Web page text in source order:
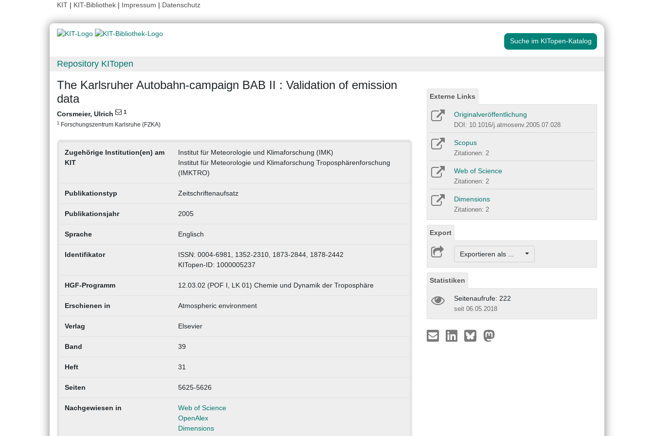
KIT | KIT-Bibliothek | Impressum | Datenschutz
Suche im KITopen-Katalog
Repository KITopen
The Karlsruher Autobahn-campaign BAB II : Validation of emission
data
Corsmeier, Ulrich 1
1 Forschungszentrum Karlsruhe (FZKA)
Zugehörige Institution(en) am
KIT
Institut für Meteorologie und Klimaforschung (IMK)
Institut für Meteorologie und Klimaforschung Troposphärenforschung
(IMKTRO)
Publikationstyp Zeitschriftenaufsatz
Publikationsjahr 2005
Sprache Englisch
Identifikator
ISSN: 0004-6981, 1352-2310, 1873-2844, 1878-2442
KITopen-ID: 1000005237
HGF-Programm 12.03.02 (POF I, LK 01) Chemie und Dynamik der Troposphäre
Erschienen in Atmospheric environment
Verlag Elsevier
Band 39
Heft 31
Seiten 5625-5626
Nachgewiesen in
Web of Science
OpenAlex
Dimensions
Externe Links
Originalveröffentlichung
DOI: 10.1016/j.atmosenv.2005.07.028
Scopus
Zitationen: 2
Web of Science
Zitationen: 2
Dimensions
Zitationen: 2
Export
Exportieren als ...
Statistiken
Seitenaufrufe: 222
seit 06.05.2018